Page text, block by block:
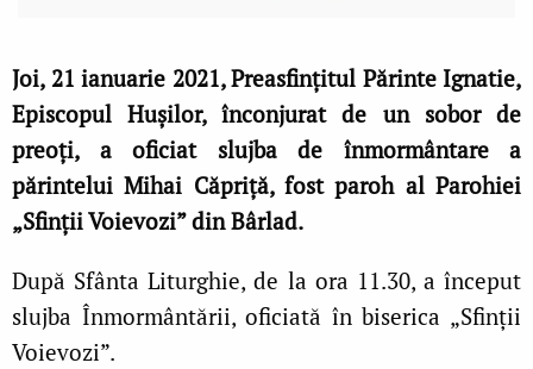
Joi, 21 ianuarie 2021, Preasfințitul Părinte Ignatie,
Episcopul Hușilor, înconjurat de un sobor de
preoți, a oficiat slujba de înmormântare a
părintelui Mihai Căpriță, fost paroh al Parohiei
„Sfinții Voievozi” din Bârlad.
După Sfânta Liturghie, de la ora 11.30, a început
slujba Înmormântării, oficiată în biserica „Sfinții
Voievozi”.